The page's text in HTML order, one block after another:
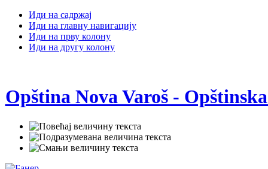
Иди на садржај
Иди на главну навигацију
Иди на прву колону
Иди на другу колону
Opština Nova Varoš -